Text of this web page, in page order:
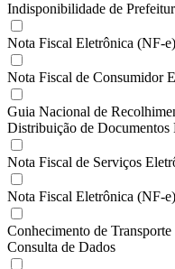
Indisponibilidade de
Nota Fiscal Eletrônica (NF-e)
Nota Fiscal de Consumidor
Guia Nacional de
Distribuição de Documentos
Nota Fiscal de Serviços
Nota Fiscal Eletrônica (NF-e)
Conhecimento de
Consulta de Dados